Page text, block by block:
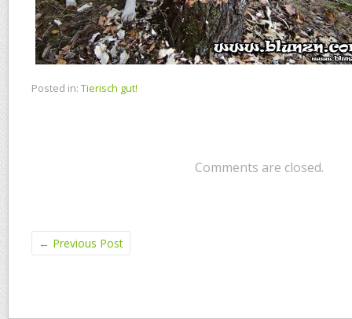
Posted in: Tierisch gut!
Comments are closed.
← Previous Post